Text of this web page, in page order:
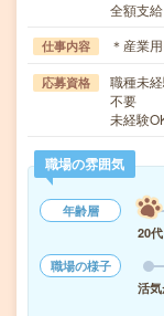
全額支給
仕事内容 ＊産業
応募資格
職種未
不要
未経験
職場の雰囲気
年齢層
20代
職場の様子
活